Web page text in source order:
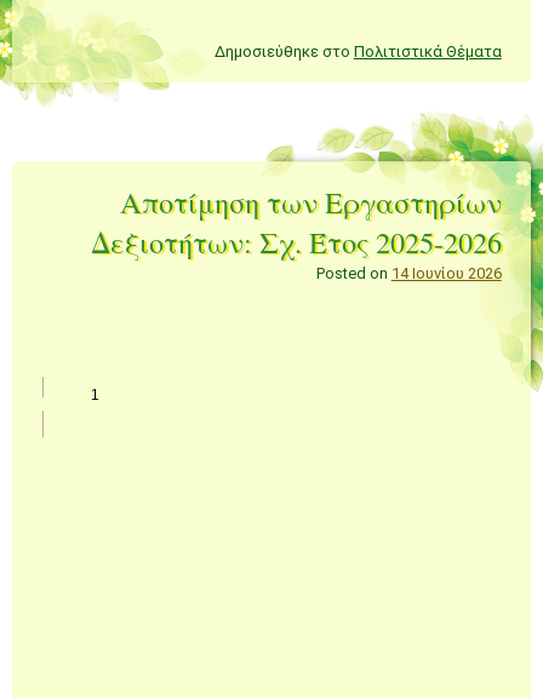
Δημοσιεύθηκε στο Πολιτιστικά Θέματα
Αποτίμηση των Εργαστηρίων
Δεξιοτήτων: Σχ. Έτος 2025-2026
Posted on 14 Ιουνίου 2026